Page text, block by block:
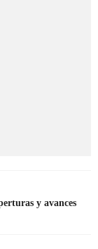
y avances